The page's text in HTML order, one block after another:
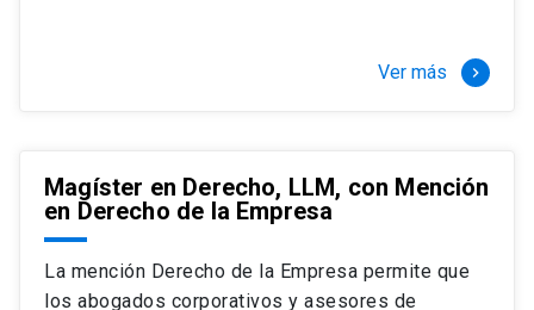
tres meses a tiempo completo (20
Ver más keyboard_arrow_right
Magíster en Derecho, LLM, con Mención
en Derecho de la Empresa
La mención Derecho de la Empresa permite que
los abogados corporativos y asesores de